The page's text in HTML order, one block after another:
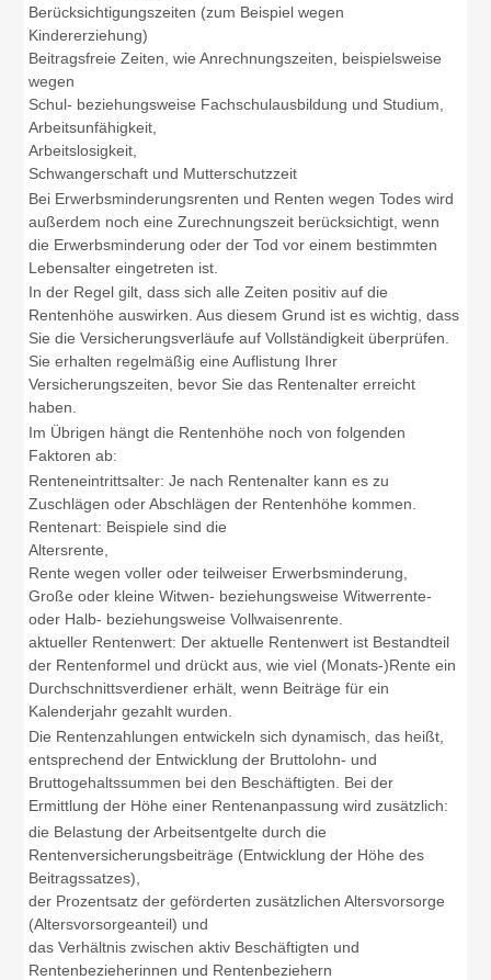
Berücksichtigungszeiten (zum Beispiel wegen
Kindererziehung)
Beitragsfreie Zeiten, wie Anrechnungszeiten, beispielsweise
wegen
Schul- beziehungsweise Fachschulausbildung und Studium,
Arbeitsunfähigkeit,
Arbeitslosigkeit,
Schwangerschaft und Mutterschutzzeit
Bei Erwerbsminderungsrenten und Renten wegen Todes wird
außerdem noch eine Zurechnungszeit berücksichtigt, wenn
die Erwerbsminderung oder der Tod vor einem bestimmten
Lebensalter eingetreten ist.
In der Regel gilt, dass sich alle Zeiten positiv auf die
Rentenhöhe auswirken. Aus diesem Grund ist es wichtig, dass
Sie die Versicherungsverläufe auf Vollständigkeit überprüfen.
Sie erhalten regelmäßig eine Auflistung Ihrer
Versicherungszeiten, bevor Sie das Rentenalter erreicht
haben.
Im Übrigen hängt die Rentenhöhe noch von folgenden
Faktoren ab:
Renteneintrittsalter: Je nach Rentenalter kann es zu
Zuschlägen oder Abschlägen der Rentenhöhe kommen.
Rentenart: Beispiele sind die
Altersrente,
Rente wegen voller oder teilweiser Erwerbsminderung,
Große oder kleine Witwen- beziehungsweise Witwerrente-
oder Halb- beziehungsweise Vollwaisenrente.
aktueller Rentenwert: Der aktuelle Rentenwert ist Bestandteil
der Rentenformel und drückt aus, wie viel (Monats-)Rente ein
Durchschnittsverdiener erhält, wenn Beiträge für ein
Kalenderjahr gezahlt wurden.
Die Rentenzahlungen entwickeln sich dynamisch, das heißt,
entsprechend der Entwicklung der Bruttolohn- und
Bruttogehaltssummen bei den Beschäftigten. Bei der
Ermittlung der Höhe einer Rentenanpassung wird zusätzlich:
die Belastung der Arbeitsentgelte durch die
Rentenversicherungsbeiträge (Entwicklung der Höhe des
Beitragssatzes),
der Prozentsatz der geförderten zusätzlichen Altersvorsorge
(Altersvorsorgeanteil) und
das Verhältnis zwischen aktiv Beschäftigten und
Rentenbezieherinnen und Rentenbeziehern